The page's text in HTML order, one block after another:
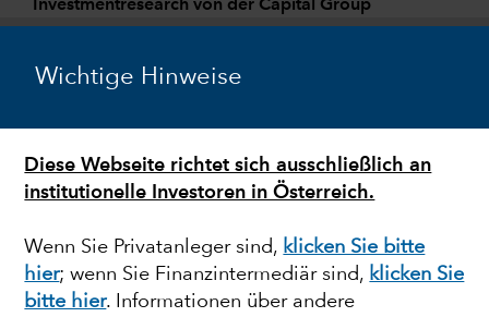
Wichtige Hinweise
Diese Webseite richtet sich ausschließlich an
institutionelle Investoren in Österreich.
Wenn Sie Privatanleger sind, klicken Sie bitte
hier; wenn Sie Finanzintermediär sind, klicken Sie
bitte hier. Informationen über andere
Investmentresearch von der Capital Group
ESG